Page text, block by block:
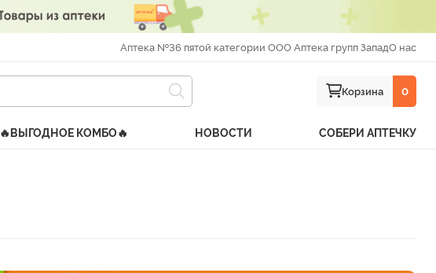
Аптека №36 пятой категории ООО Аптека групп ЗападО нас
Корзина 0
🔥ВЫГОДНОЕ КОМБО🔥 НОВОСТИ СОБЕРИ АПТЕЧКУ